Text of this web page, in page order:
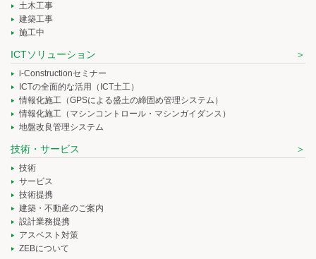
土木工事
建築工事
施工中
ICTソリューション
i-Constructionセミナー
ICTの全面的な活用（ICT土工）
情報化施工（GPSによる盛土の締固め管理システム）
情報化施工（マシンコントロール・マシンガイダンス）
地盤改良管理システム
技術・サービス
技術
サービス
技術提携
建築・不動産のご案内
設計業務提携
アスベスト対策
ZEBについて